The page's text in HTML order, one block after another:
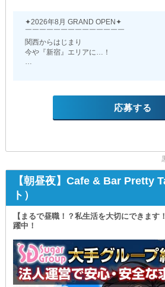
✦2026年8月 GRAND OPEN✦
￣￣￣￣￣￣￣￣￣￣￣￣￣￣
関西からはじまり
今や『新宿』エリアに…！
新店舗が満を持して誕生◎
開店にともない
必要なのは“熱意”だけ◎
￣￣￣￣￣￣￣￣￣￣￣￣￣￣
どなたでも活躍・成長できる
環境が整っているので
ぜひともご応募ください！
焼肉とバニーガール
西武新宿駅前店
▼ 募集職種・給与形態 ▼
￣￣￣￣￣￣￣￣￣￣￣￣￣￣￣￣￣
応募する
【朝昼夜】Cafe & Bar Pretty
ト）
【まるで昼職！？私生活を大切にできます
躍中！